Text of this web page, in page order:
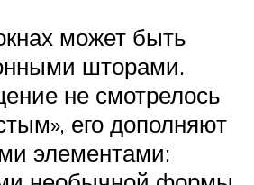
может быть
шторами.
не смотрелось
его дополняют
элементами: